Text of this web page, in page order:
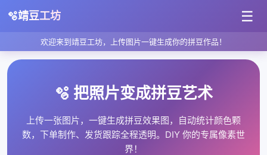
🫧靖豆工坊 ☰
欢迎来到靖豆工坊，上传图片一键生成你的拼豆作品！
🫧 把照片变成拼豆艺术
上传一张图片，一键生成拼豆效果图，自动统计颜色颗
数，下单制作、发货跟踪全程透明。DIY 你的专属像素世
界！